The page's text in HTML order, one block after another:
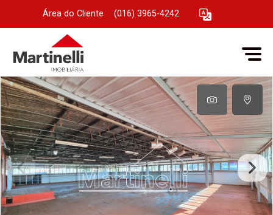
Área do Cliente (016) 3965-4242